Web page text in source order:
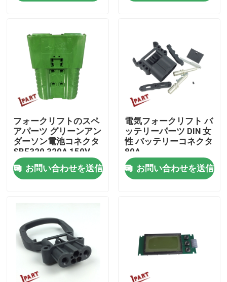
接触
ビデオ
フォークリフト電池の部品
フォークリフト ドライブ車輪
電気フォークリフト モーター
LEDのフォークリフト ライト
フォークリフトのスペ
アパーツ グリーンアン
ダーソン電池コネクタ
SBE320 320A 150V
お問い合わせを送信
電気フォークリフト バ
ッテリーパーツ DIN 女
性 バッテリーコネクタ
80A
お問い合わせを送信